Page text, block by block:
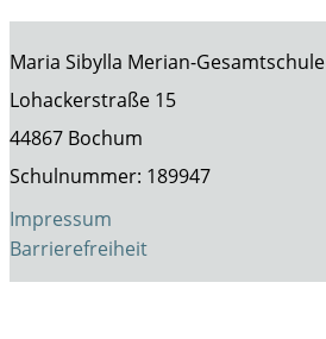
Maria Sibylla Merian-Gesamtschule
Lohackerstraße 15
44867 Bochum
Schulnummer: 189947
Impressum
Barrierefreiheit